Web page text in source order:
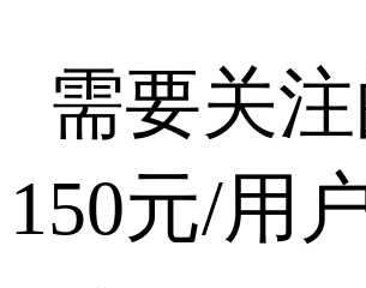
需要关
150元/用